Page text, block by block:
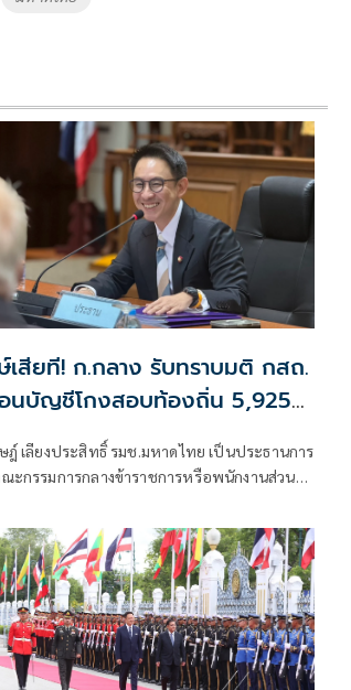
เสียที! ก.กลาง รับทราบมติ กสถ.
นบัญชีโกงสอบท้องถิ่น 5,925
ฎ์ เลียงประสิทธิ์ รมช.มหาดไทย เป็นประธานการ
ะกรรมการกลางข้าราชการหรือพนักงานส่วน
กลางการสอบแข่งขันพนักงานส่วนท้องถิ่น (กสถ.)
กบัญชีผู้สอบแข่งขันพนักงานส่วนท้องถิ่นเดิม
กาศบัญชีใหม่ ปี 68